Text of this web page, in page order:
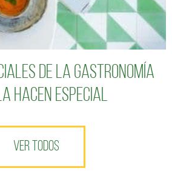
de la gastronomía
hacen especial
VER TODOS